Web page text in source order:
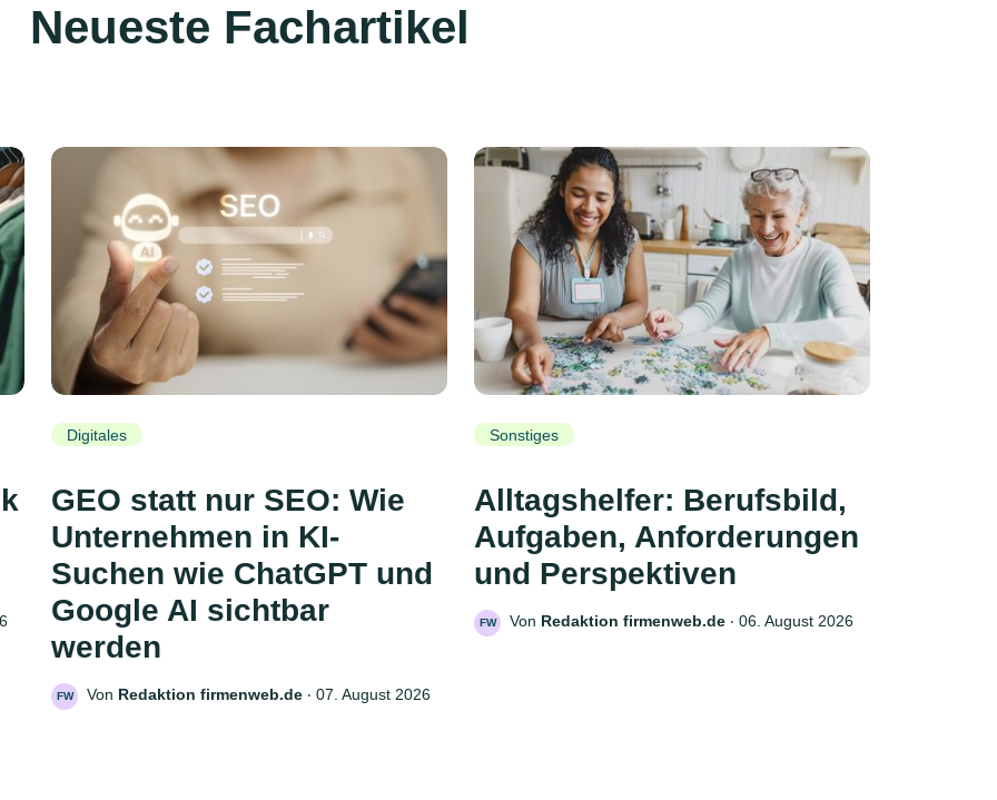
Neueste Fachartikel
Digitales
GEO statt nur SEO: Wie
Unternehmen in KI-
Suchen wie ChatGPT und
Google AI sichtbar
werden
FW Von Redaktion firmenweb.de ‧ 07. August 2026
Sonstiges
Alltagshelfer: Berufsbild,
Aufgaben, Anforderungen
und Perspektiven
FW Von Redaktion firmenweb.de ‧ 06. August 2026